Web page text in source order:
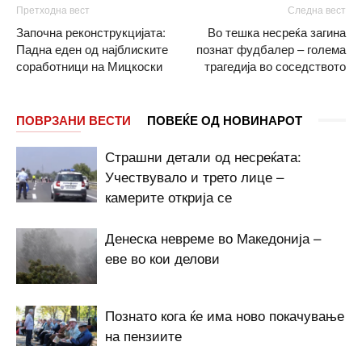
Претходна вест
Започна реконструкцијата:
Падна еден од најблиските
соработници на Мицкоски
Следна вест
Во тешка несреќа загина
познат фудбалер – голема
трагедија во соседството
ПОВРЗАНИ ВЕСТИ ПОВЕЌЕ ОД НОВИНАРОТ
Страшни детали од несреќата:
Учествувало и трето лице –
камерите открија се
Денеска невреме во Македонија –
еве во кои делови
Познато кога ќе има ново покачување
на пензиите